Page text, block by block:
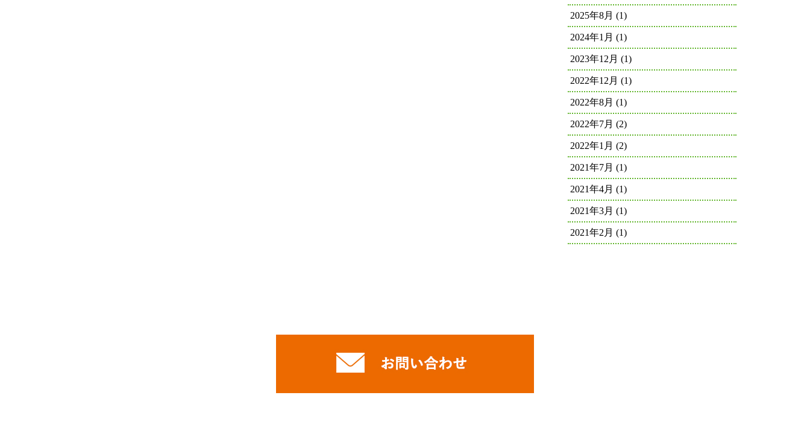
2025年8月 (1)
2024年1月 (1)
2023年12月 (1)
2022年12月 (1)
2022年8月 (1)
2022年7月 (2)
2022年1月 (2)
2021年7月 (1)
2021年4月 (1)
2021年3月 (1)
2021年2月 (1)